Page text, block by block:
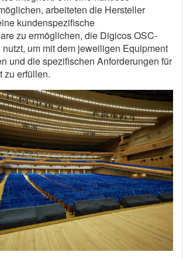
arbeiteten die Hersteller
kundenspezifische
zu ermöglichen, die Digicos OSC-
um mit dem jeweiligen Equipment
und die spezifischen Anforderungen für
zu erfüllen.